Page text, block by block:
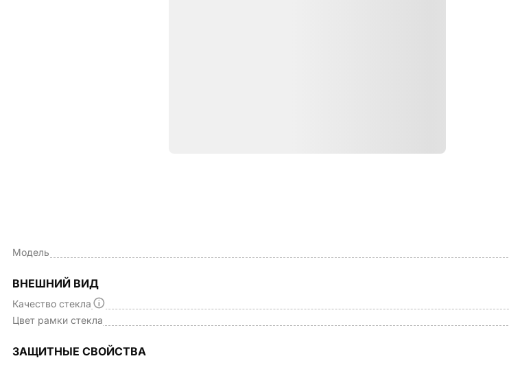
Модель
ВНЕШНИЙ ВИД
Качество стекла
Цвет рамки стекла
ЗАЩИТНЫЕ СВОЙСТВА